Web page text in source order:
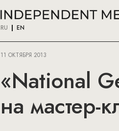
RU EN
11 ОКТЯБРЯ 2013
«National
на мастер-